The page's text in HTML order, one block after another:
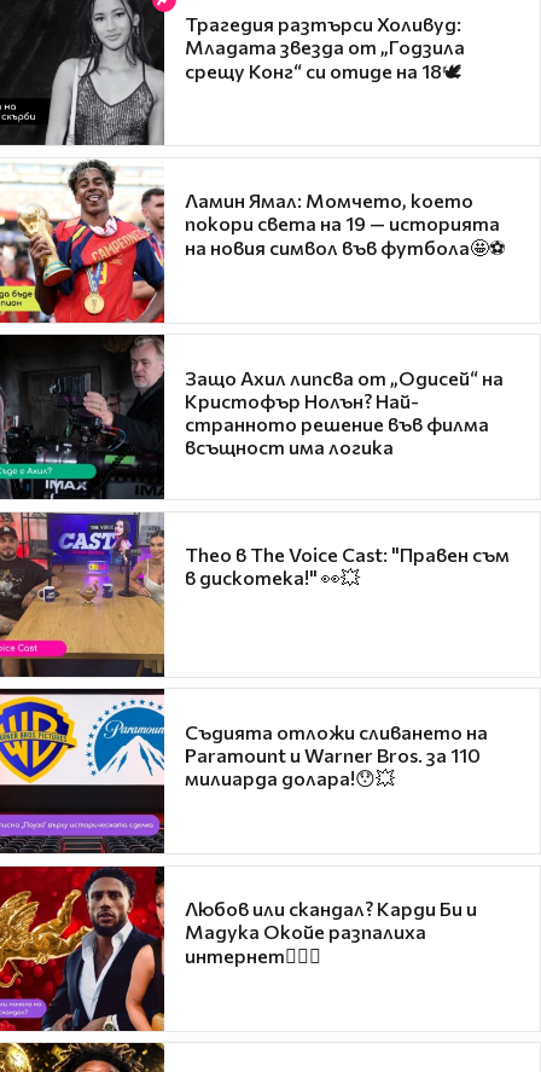
Трагедия разтърси Холивуд:
Младата звезда от „Годзила
срещу Конг“ си отиде на 18🕊️
Ламин Ямал: Момчето, което
покори света на 19 — историята
на новия символ във футбола🤩⚽
Защо Ахил липсва от „Одисей“ на
Кристофър Нолън? Най-
странното решение във филма
всъщност има логика
Theo в The Voice Cast: "Правен съм
в дискотека!" 👀💥
Съдията отложи сливането на
Paramount и Warner Bros. за 110
милиарда долара!😯💥
Любов или скандал? Карди Би и
Мадука Окойе разпалиха
интернет❤️‍🔥🔥